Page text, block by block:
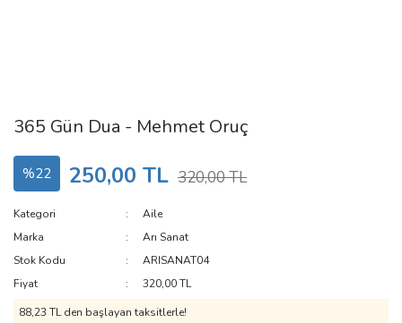
365 Gün Dua - Mehmet Oruç
%22 250,00 TL 320,00 TL
Kategori
Aile
Marka
Arı Sanat
Stok Kodu
ARISANAT04
Fiyat
320,00 TL
88,23 TL den başlayan taksitlerle!